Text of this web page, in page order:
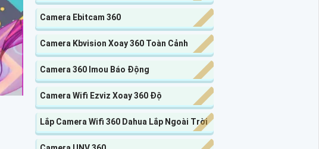
Camera Ebitcam 360
Camera Kbvision Xoay 360 Toàn Cảnh
Camera 360 Imou Báo Động
Camera Wifi Ezviz Xoay 360 Độ
Lắp Camera Wifi 360 Dahua Lắp Ngoài Trời